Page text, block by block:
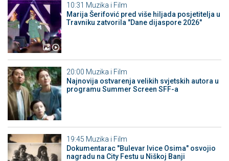
10:31 Muzika i Film
Marija Šerifović pred više hiljada posjetitelja u
Travniku zatvorila "Dane dijaspore 2026"
20:00 Muzika i Film
Najnovija ostvarenja velikih svjetskih autora u
programu Summer Screen SFF-a
19:45 Muzika i Film
Dokumentarac "Bulevar Ivice Osima" osvojio
nagradu na City Festu u Niškoj Banji